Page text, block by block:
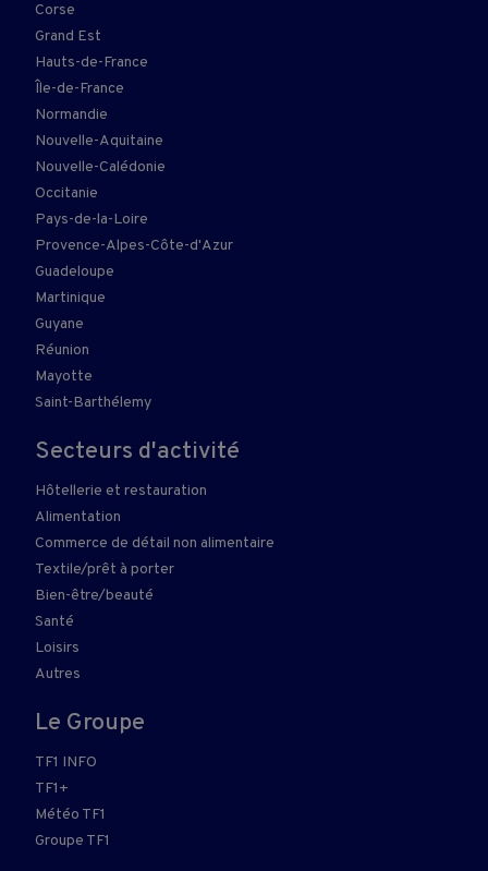
Corse
Grand Est
Hauts-de-France
Île-de-France
Normandie
Nouvelle-Aquitaine
Nouvelle-Calédonie
Occitanie
Pays-de-la-Loire
Provence-Alpes-Côte-d'Azur
Guadeloupe
Martinique
Guyane
Réunion
Mayotte
Saint-Barthélemy
Secteurs d'activité
Hôtellerie et restauration
Alimentation
Commerce de détail non alimentaire
Textile/prêt à porter
Bien-être/beauté
Santé
Loisirs
Autres
Le Groupe
TF1 INFO
TF1+
Météo TF1
Groupe TF1